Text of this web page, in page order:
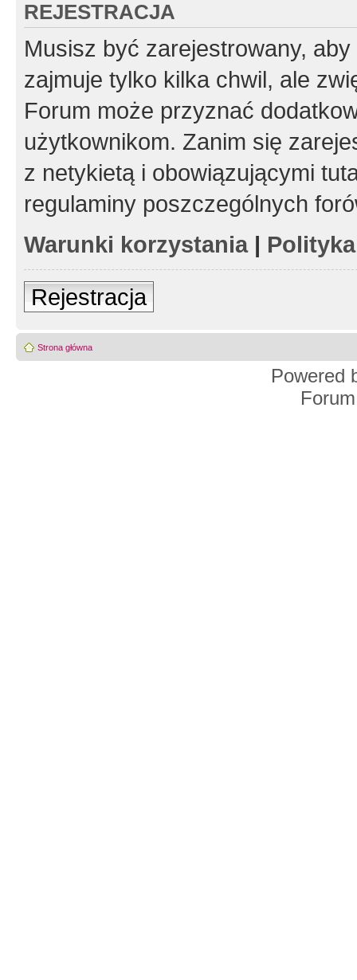
REJESTRACJA
Musisz być zarejestrowany,
zajmuje tylko kilka chwil, ale
Forum może przyznać
użytkownikom. Zanim się
z netykietą i obowiązującymi
regulaminy poszczególnych
Warunki korzystania|
Rejestracja
Strona główna
Powered